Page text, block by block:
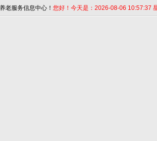
老服务信息中心！ 您好！今天是：2026-08-06 10:57:37